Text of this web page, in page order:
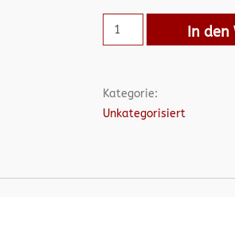
In den
Kategorie:
Unkategorisiert